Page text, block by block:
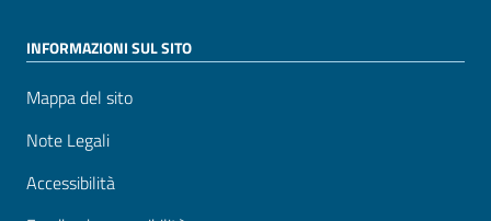
INFORMAZIONI SUL SITO
Mappa del sito
Note Legali
Accessibilità